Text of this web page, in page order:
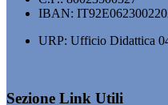
IBAN:
URP: Ufficio Didattica
Sezione Link Utili